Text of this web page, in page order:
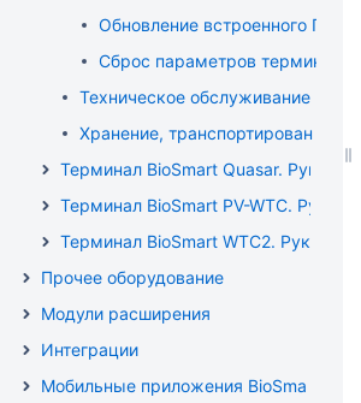
Обновление встроенного ПО
Сброс параметров терминала
Техническое обслуживание
Хранение, транспортирование и
Терминал BioSmart Quasar.
Терминал BioSmart PV-WTC.
Терминал BioSmart WTC2.
Прочее оборудование
Модули расширения
Интеграции
Мобильные приложения BioSmart